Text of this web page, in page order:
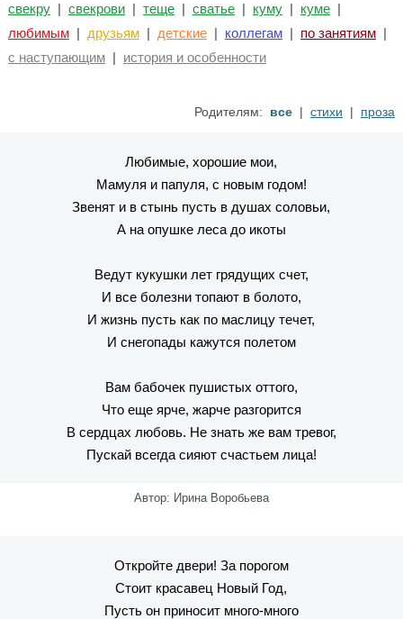
свекру| свекрови| теще| сватье| куму| куме|
любимым| друзьям| детские| коллегам| по занятиям|
с наступающим| история и особенности
Родителям: все |стихи | проза
Любимые, хорошие мои,
Мамуля и папуля, с новым годом!
Звенят и в стынь пусть в душах соловьи,
А на опушке леса до икоты
Ведут кукушки лет грядущих счет,
И все болезни топают в болото,
И жизнь пусть как по маслицу течет,
И снегопады кажутся полетом
Вам бабочек пушистых оттого,
Что еще ярче, жарче разгорится
В сердцах любовь. Не знать же вам тревог,
Пускай всегда сияют счастьем лица!
Автор: Ирина Воробьева
Откройте двери! За порогом
Стоит красавец Новый Год,
Пусть он приносит много-много